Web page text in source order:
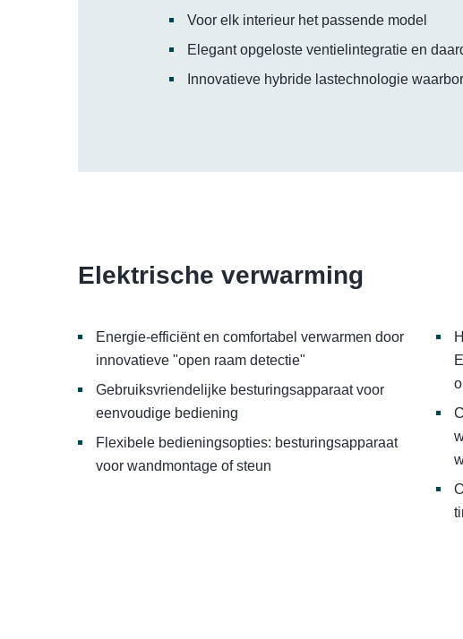
Voor elk interieur het passende model
Elegant opgeloste ventielintegratie en
Innovatieve hybride lastechnologie
Elektrische verwarming
Energie-efficiënt en comfortabel verwarmen door
innovatieve "open raam detectie"
Gebruiksvriendelijke besturingsapparaat voor
eenvoudige bediening
Flexibele bedieningsopties: besturingsapparaat
voor wandmontage of steun